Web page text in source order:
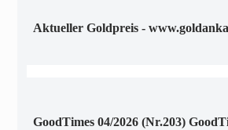
Aktueller Goldpreis -
GoodTimes 04/2026 (Nr.203)